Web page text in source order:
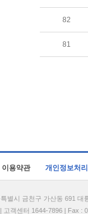
82
81
이용약관 개인정보처
별시 금천구 가산동 691
고객센터 1644-7896 | Fax :